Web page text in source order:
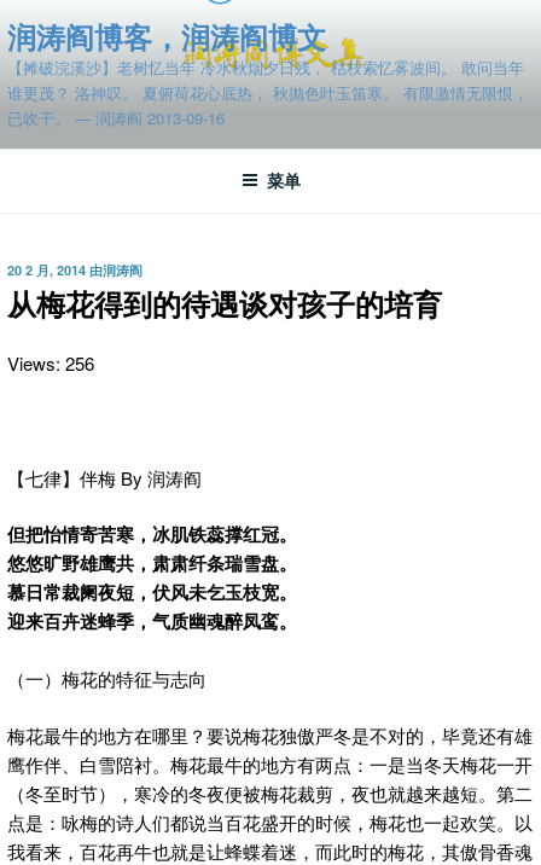
至
容
润涛阎博客，润涛阎博文
【摊破浣溪沙】老树忆当年 冷水秋烟夕日残， 枯枝索忆雾波间。 敢问当年
谁更茂？ 洛神叹。 夏俯荷花心底热， 秋抛色叶玉笛寒。 有限激情无限恨，
已吹干。 — 润涛阎 2013-09-16
菜单
发
布
于
20 2 月, 2014 由润涛阎
从梅花得到的待遇谈对孩子的培育
Views: 256
【七律】伴梅 By 润涛阎
但把怡情寄苦寒，冰肌铁蕊撑红冠。
悠悠旷野雄鹰共，肃肃纤条瑞雪盘。
慕日常裁阑夜短，伏风未乞玉枝宽。
迎来百卉迷蜂季，气质幽魂醉凤鸾。
（一）梅花的特征与志向
梅花最牛的地方在哪里？要说梅花独傲严冬是不对的，毕竟还有雄
鹰作伴、白雪陪衬。梅花最牛的地方有两点：一是当冬天梅花一开
（冬至时节），寒冷的冬夜便被梅花裁剪，夜也就越来越短。第二
点是：咏梅的诗人们都说当百花盛开的时候，梅花也一起欢笑。以
我看来，百花再牛也就是让蜂蝶着迷，而此时的梅花，其傲骨香魂